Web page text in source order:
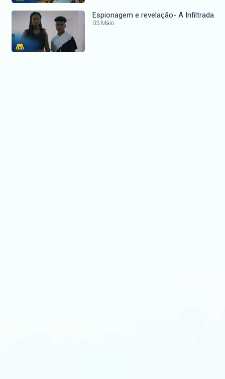
Espionagem e revelação- A Infiltrada
03 Maio